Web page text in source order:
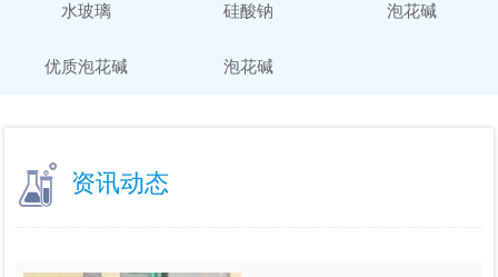
水玻璃 硅酸钠 泡花碱
优质泡花碱 泡花碱
资讯动态